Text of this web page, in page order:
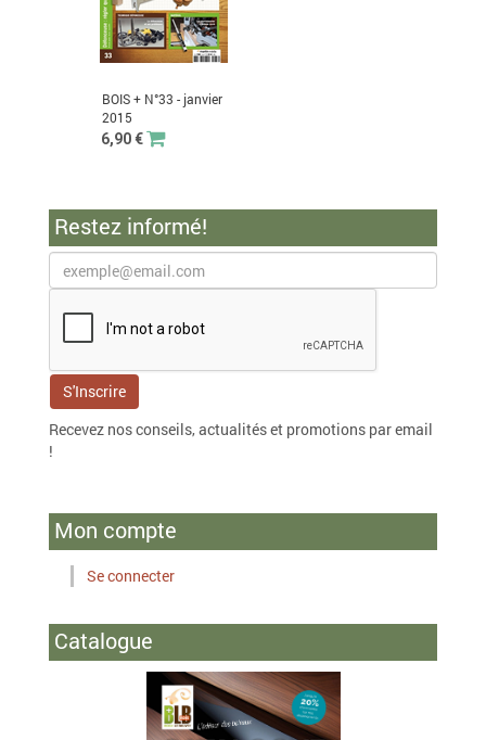
BOIS + N°33 - janvier
2015
6,90 €
Restez informé!
Recevez nos conseils, actualités et promotions par email
!
Mon compte
Se connecter
Catalogue